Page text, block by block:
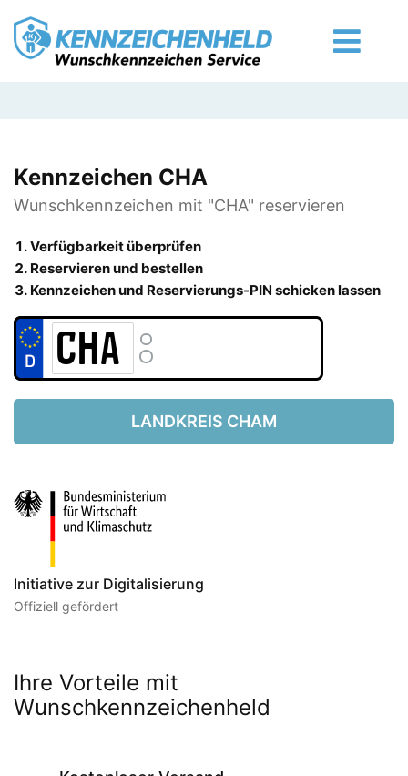
Kennzeichen CHA
Wunschkennzeichen mit "CHA" reservieren
Verfügbarkeit überprüfen
Reservieren und bestellen
Kennzeichen und Reservierungs-PIN schicken lassen
LANDKREIS CHAM
Initiative zur Digitalisierung
Offiziell gefördert
Ihre Vorteile mit
Wunschkennzeichenheld